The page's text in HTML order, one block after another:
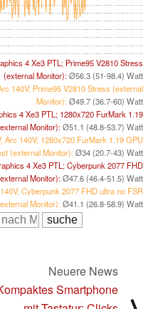
4 Xe3 PTL; Prime95 V2810 Stress
(external Monitor):Ø56.3 (51-98.4) Watt
140V; Prime95 V2810 Stress (external
Monitor):Ø49.7 (36.7-60) Watt
4 Xe3 PTL; 1280x720 FurMark 1.19
Monitor):Ø51.1 (48.8-53.7) Watt
Arc 140V; 1280x720 FurMark 1.19 GPU
(external Monitor):Ø34 (20.7-43) Watt
4 Xe3 PTL; Cyberpunk 2077 FHD
Monitor):Ø47.6 (46.4-51.5) Watt
Cyberpunk 2077 FHD ultra no FSR
Monitor):Ø41.1 (26.8-58.9) Watt
Neuere News
Smartphone